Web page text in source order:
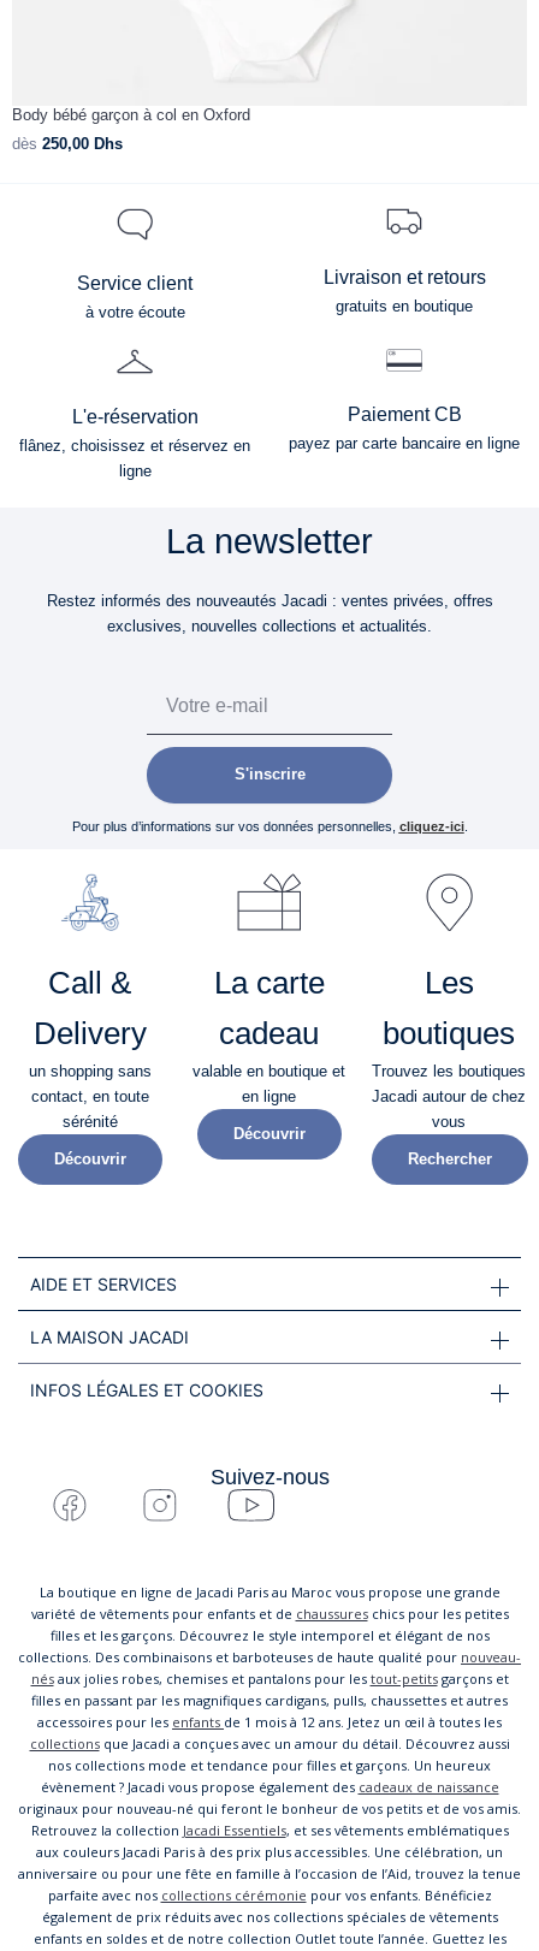
Body bébé garçon à col en Oxford
dès 250,00 Dhs
Service client
à votre écoute
Livraison et retours
gratuits en boutique
L'e-réservation
flânez, choisissez et réservez en
ligne
Paiement CB
payez par carte bancaire en ligne
La newsletter
Restez informés des nouveautés Jacadi : ventes privées, offres
exclusives, nouvelles collections et actualités.
S'inscrire
Pour plus d’informations sur vos données personnelles, cliquez-ici.
Call &
Delivery
un shopping sans
contact, en toute
sérénité​
Découvrir
La carte
cadeau
valable en boutique et
en ligne
Découvrir
Les
boutiques
Trouvez les boutiques
Jacadi autour de chez
vous
Rechercher
AIDE ET SERVICES
LA MAISON JACADI
INFOS LÉGALES ET COOKIES
Suivez-nous
La boutique en ligne de Jacadi Paris au Maroc vous propose une grande
variété de vêtements pour enfants et de chaussureschics pour les petites
filles et les garçons. Découvrez le style intemporel et élégant de nos
collections. Des combinaisons et barboteuses de haute qualité pour nouveau-
nésaux jolies robes, chemises et pantalons pour les tout-petitsgarçons et
filles en passant par les magnifiques cardigans, pulls, chaussettes et autres
accessoires pour les enfants de 1 mois à 12 ans. Jetez un œil à toutes les
collectionsque Jacadi a conçues avec un amour du détail. Découvrez aussi
nos collections mode et tendance pour filles et garçons. Un heureux
évènement ? Jacadi vous propose également des cadeaux de naissance
originaux pour nouveau-né qui feront le bonheur de vos petits et de vos amis.
Retrouvez la collection Jacadi Essentiels, et ses vêtements emblématiques
aux couleurs Jacadi Paris à des prix plus accessibles. Une célébration, un
anniversaire ou pour une fête en famille à l’occasion de l’Aid, trouvez la tenue
parfaite avec nos collections cérémonie pour vos enfants. Bénéficiez
également de prix réduits avec nos collections spéciales de vêtements
enfants en soldes et de notre collection Outlet toute l’année. Guettez les